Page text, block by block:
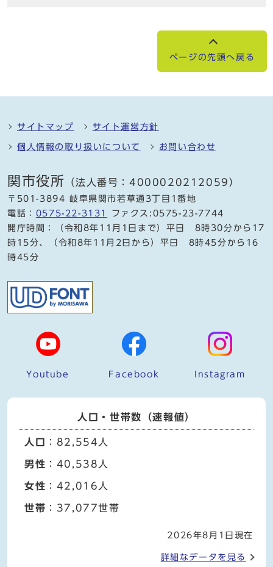
ページの先頭へ戻る
サイトマップ サイト運営方針
個人情報の取り扱いについて お問い合わせ
関市役所 （法人番号：4000020212059）
〒501-3894 岐阜県関市若草通3丁目1番地
電話： 0575-22-3131
ファクス:0575-23-7744
開庁時間：（令和8年11月1日まで）平日 8時30分から17
時15分、（令和8年11月2日から）平日 8時45分から16
時45分
Youtube Facebook Instagram
人口・世帯数（速報値）
人口 ：82,554人
男性 ：40,538人
女性 ：42,016人
世帯 ：37,077世帯
2026年8月1日現在
詳細なデータを見る